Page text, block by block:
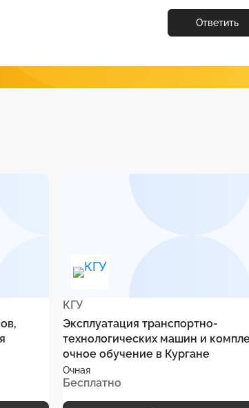
Ответить
КГУ
Эксплуатация транспортно-
технологических машин и
очное обучение в Кургане
Очная
Бесплатно